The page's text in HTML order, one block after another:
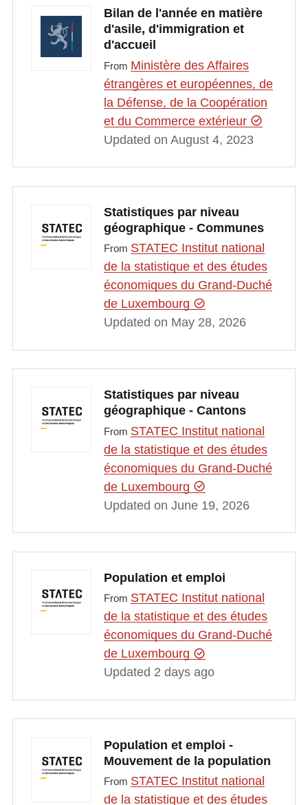
Bilan de l'année en matière
d'asile, d'immigration et
d'accueil
From Ministère des Affaires
étrangères et européennes, de
la Défense, de la Coopération
et du Commerce extérieur
Updated on August 4, 2023
Statistiques par niveau
géographique - Communes
From STATEC Institut national
de la statistique et des études
économiques du Grand-Duché
de Luxembourg
Updated on May 28, 2026
Statistiques par niveau
géographique - Cantons
From STATEC Institut national
de la statistique et des études
économiques du Grand-Duché
de Luxembourg
Updated on June 19, 2026
Population et emploi
From STATEC Institut national
de la statistique et des études
économiques du Grand-Duché
de Luxembourg
Updated 2 days ago
Population et emploi -
Mouvement de la population
From STATEC Institut national
de la statistique et des études